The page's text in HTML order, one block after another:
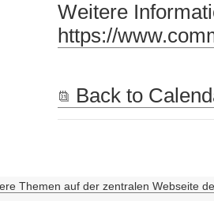
Weitere
https://
Back to
Themen auf der zentralen Webseite